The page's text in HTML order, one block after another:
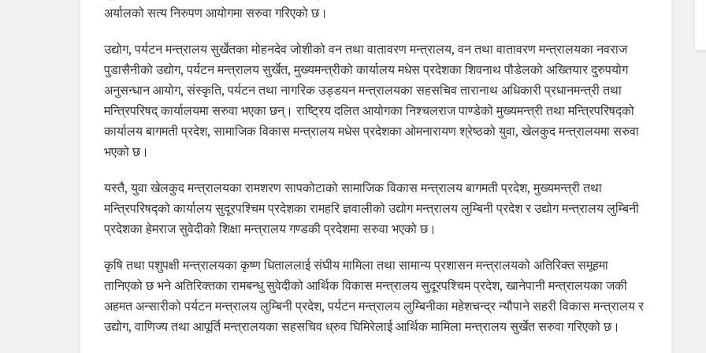
अर्यालको सत्य निरुपण आयोगमा सरुवा गरिएको छ।
उद्योग, पर्यटन मन्त्रालय सुर्खेतका मोहनदेव जोशीको वन तथा वातावरण मन्त्रालय, वन तथा वातावरण मन्त्रालयका नवराज
पुडासैनीको उद्योग, पर्यटन मन्त्रालय सुर्खेत, मुख्यमन्त्रीको कार्यालय मधेस प्रदेशका शिवनाथ पौडेलको अख्तियार दुरुपयोग
अनुसन्धान आयोग, संस्कृति, पर्यटन तथा नागरिक उड्डयन मन्त्रालयका सहसचिव तारानाथ अधिकारी प्रधानमन्त्री तथा
मन्त्रिपरिषद् कार्यालयमा सरुवा भएका छन्। राष्ट्रिय दलित आयोगका निश्चलराज पाण्डेको मुख्यमन्त्री तथा मन्त्रिपरिषद्को
कार्यालय बागमती प्रदेश, सामाजिक विकास मन्त्रालय मधेस प्रदेशका ओमनारायण श्रेष्ठको युवा, खेलकुद मन्त्रालयमा सरुवा
भएको छ।
यस्तै, युवा खेलकुद मन्त्रालयका रामशरण सापकोटाको सामाजिक विकास मन्त्रालय बागमती प्रदेश, मुख्यमन्त्री तथा
मन्त्रिपरिषद्को कार्यालय सुदूरपश्चिम प्रदेशका रामहरि ज्ञवालीको उद्योग मन्त्रालय लुम्बिनी प्रदेश र उद्योग मन्त्रालय लुम्बिनी
प्रदेशका हेमराज सुवेदीको शिक्षा मन्त्रालय गण्डकी प्रदेशमा सरुवा भएको छ।
कृषि तथा पशुपक्षी मन्त्रालयका कृष्ण धिताललाई संघीय मामिला तथा सामान्य प्रशासन मन्त्रालयको अतिरिक्त समूहमा
तानिएको छ भने अतिरिक्तका रामबन्धु सुवेदीको आर्थिक विकास मन्त्रालय सुदूरपश्चिम प्रदेश, खानेपानी मन्त्रालयका जकी
अहमत अन्सारीको पर्यटन मन्त्रालय लुम्बिनी प्रदेश, पर्यटन मन्त्रालय लुम्बिनीका महेशचन्द्र न्यौपाने सहरी विकास मन्त्रालय र
उद्योग, वाणिज्य तथा आपूर्ति मन्त्रालयका सहसचिव ध्रुव घिमिरेलाई आर्थिक मामिला मन्त्रालय सुर्खेत सरुवा गरिएको छ।